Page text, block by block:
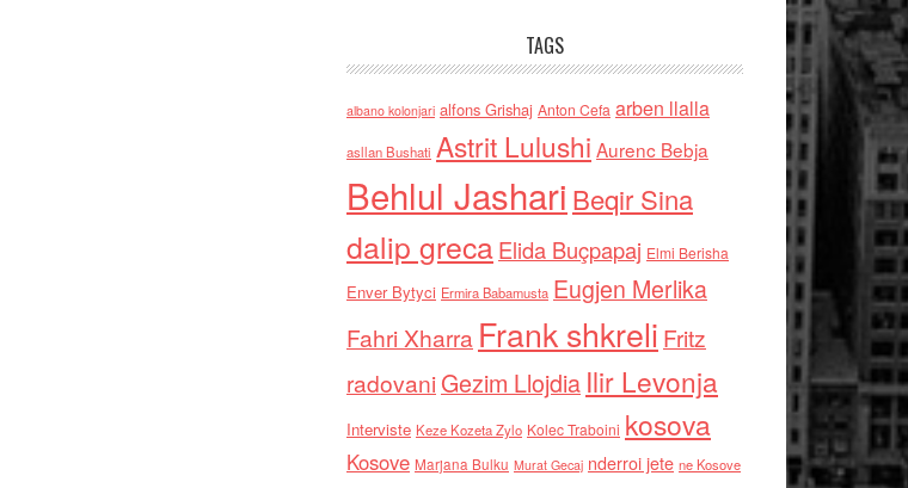
TAGS
albano kolonjari alfons Grishaj Anton Cefa arben llalla
asllan Bushati Astrit Lulushi Aurenc Bebja
Behlul Jashari Beqir Sina
dalip grecaElida Buçpapaj Elmi Berisha
Enver Bytyci Ermira Babamusta Eugjen Merlika
Fahri Xharra Frank shkreli Fritz
radovaniGezim Llojdia Ilir Levonja
Interviste Keze Kozeta Zylo Kolec Traboini kosova
Kosove Marjana Bulku Murat Gecaj nderroi jete ne Kosove